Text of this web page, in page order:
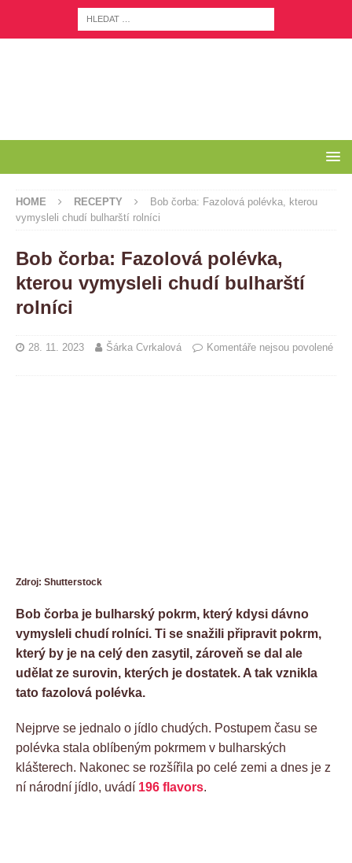
HOME RECEPTY
Bob čorba: Fazolová polévka, kterou
vymysleli chudí bulharští rolníci
Bob čorba: Fazolová polévka,
kterou vymysleli chudí bulharští
rolníci
28. 11. 2023 Šárka Cvrkalová Komentáře nejsou povolené
Zdroj: Shutterstock
Bob čorba je bulharský pokrm, který kdysi dávno
vymysleli chudí rolníci. Ti se snažili připravit pokrm,
který by je na celý den zasytil, zároveň se dal ale
udělat ze surovin, kterých je dostatek. A tak vznikla
tato fazolová polévka.
Nejprve se jednalo o jídlo chudých. Postupem času se
polévka stala oblíbeným pokrmem v bulharských
klášterech. Nakonec se rozšířila po celé zemi a dnes je z
ní národní jídlo, uvádí 196 flavors.